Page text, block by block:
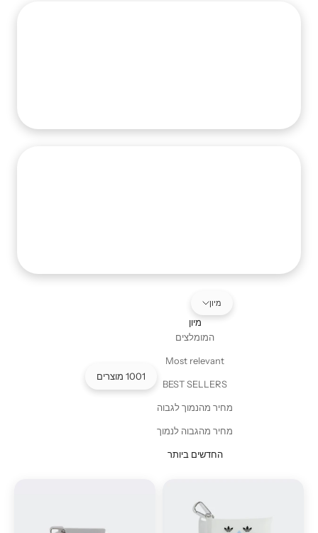
מיון
מיון
המומלצים
Most relevant
BEST SELLERS
מחיר מהנמוך לגבוה
מחיר מהגבוה לנמוך
החדשים ביותר
1001 מוצרים